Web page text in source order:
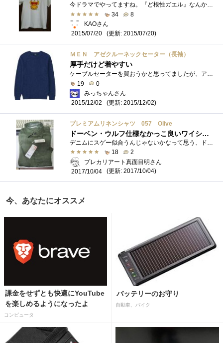
今ドラマでやってますね。『ど根性ガエル』なんかなつかしい。 私がまだ小さいときに（笑）親に買ってもらったの思い出しました。でも１回着...
34
8
KAOさん
2015/07/20
(更新: 2015/07/20)
ＭＥＮ アゼクルーネックセーター（長袖）
厚手だけど着やすい
19
0
みっちゃんさん
2015/12/02
(更新: 2015/12/02)
プレミアムリネンシャツ 057 Olive
ドーベン・ウルフ仕様なかっこ良いワイシャツです。
18
2
プレカリアート真面目明さん
2017/10/04
(更新: 2017/10/04)
今、あなたにオススメ
課金をせずとも快適にYouTube
を楽しめるようになったよ
コンピュータ
バッテリーのお守り
自動車、バイク